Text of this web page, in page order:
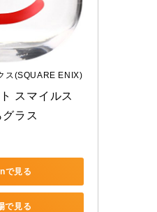
ス(SQUARE ENIX)
スマイルス
ラス
で見る
で見る